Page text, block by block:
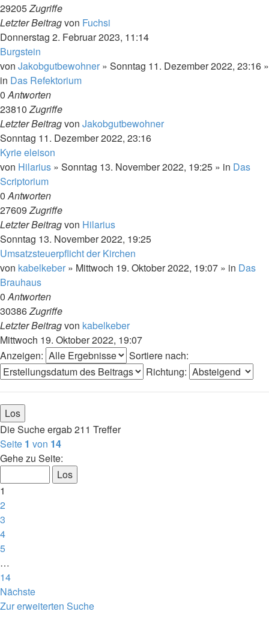
29205Zugriffe
Letzter Beitragvon Fuchsi
Donnerstag 2. Februar 2023, 11:14
Burgstein
von Jakobgutbewohner » Sonntag 11. Dezember 2022, 23:16 »
in Das Refektorium
0Antworten
23810Zugriffe
Letzter Beitragvon Jakobgutbewohner
Sonntag 11. Dezember 2022, 23:16
Kyrie eleison
von Hilarius » Sonntag 13. November 2022, 19:25 » in Das
Scriptorium
0Antworten
27609Zugriffe
Letzter Beitragvon Hilarius
Sonntag 13. November 2022, 19:25
Umsatzsteuerpflicht der Kirchen
von kabelkeber » Mittwoch 19. Oktober 2022, 19:07 » in Das
Brauhaus
0Antworten
30386Zugriffe
Letzter Beitragvon kabelkeber
Mittwoch 19. Oktober 2022, 19:07
Anzeigen:
Sortiere nach:
Richtung:
Die Suche ergab 211 Treffer
Seite 1 von 14
Gehe zu Seite:
1
2
3
4
5
…
14
Nächste
Zur erweiterten Suche